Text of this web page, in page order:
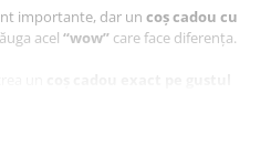
importante, dar un coș cadou cu
acel “wow” care face diferența.
românesc, unul cu vinuri fine
aici să